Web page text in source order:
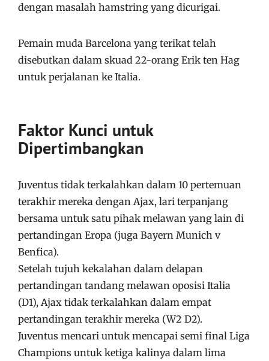
dengan masalah hamstring yang dicurigai.
Pemain muda Barcelona yang terikat telah
disebutkan dalam skuad 22-orang Erik ten Hag
untuk perjalanan ke Italia.
Faktor Kunci untuk
Dipertimbangkan
Juventus tidak terkalahkan dalam 10 pertemuan
terakhir mereka dengan Ajax, lari terpanjang
bersama untuk satu pihak melawan yang lain di
pertandingan Eropa (juga Bayern Munich v
Benfica).
Setelah tujuh kekalahan dalam delapan
pertandingan tandang melawan oposisi Italia
(D1), Ajax tidak terkalahkan dalam empat
pertandingan terakhir mereka (W2 D2).
Juventus mencari untuk mencapai semi final Liga
Champions untuk ketiga kalinya dalam lima